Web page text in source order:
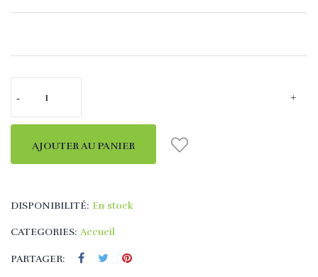
AJOUTER AU PANIER
DISPONIBILITÉ: En stock
CATEGORIES: Accueil
PARTAGER: